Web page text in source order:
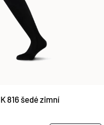
816 šedé zimní